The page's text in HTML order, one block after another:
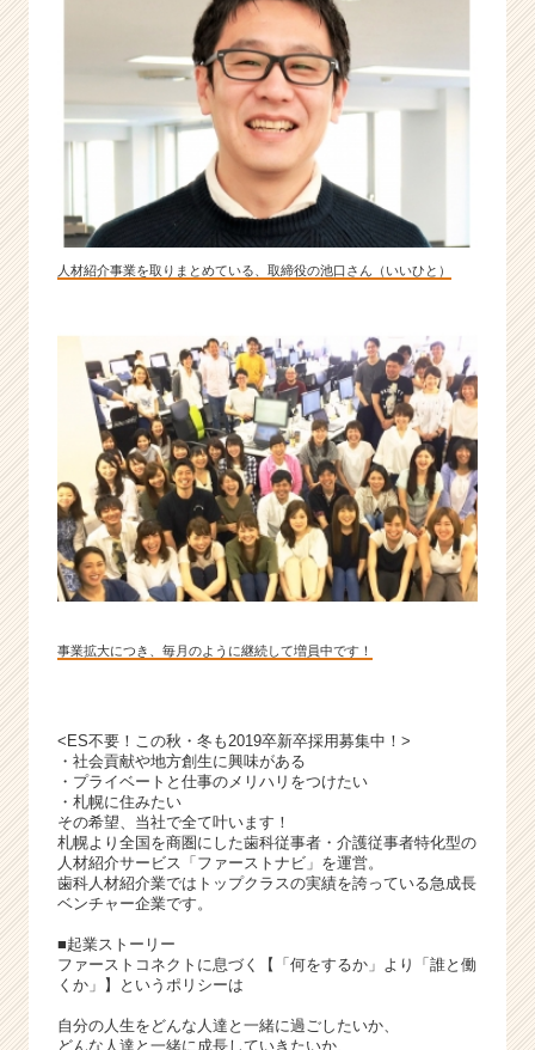
カ
ン
パ
ニ
ー！！！
|
ベ
ン
ー・
企
業
か
ら
ス
カ
ウ
ト
が
届
く
サ
チ
ア
キ
ャ
リ
ア
（C
h
e
r
C
a
人材紹介事業を取りまとめている、取締役の池口さん（いいひと）
事業拡大につき、毎月のように継続して増員中です！
<ES不要！この秋・冬も2019卒新卒採用募集中！>
・社会貢献や地方創生に興味がある
・プライベートと仕事のメリハリをつけたい
・札幌に住みたい
その希望、当社で全て叶います！
札幌より全国を商圏にした歯科従事者・介護従事者特化型の
人材紹介サービス「ファーストナビ」を運営。
歯科人材紹介業ではトップクラスの実績を誇っている急成長
ベンチャー企業です。
■起業ストーリー
ファーストコネクトに息づく【「何をするか」より「誰と働
くか」】というポリシーは
自分の人生をどんな人達と一緒に過ごしたいか、
どんな人達と一緒に成長していきたいか、